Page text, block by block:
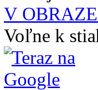
V
Voľne k